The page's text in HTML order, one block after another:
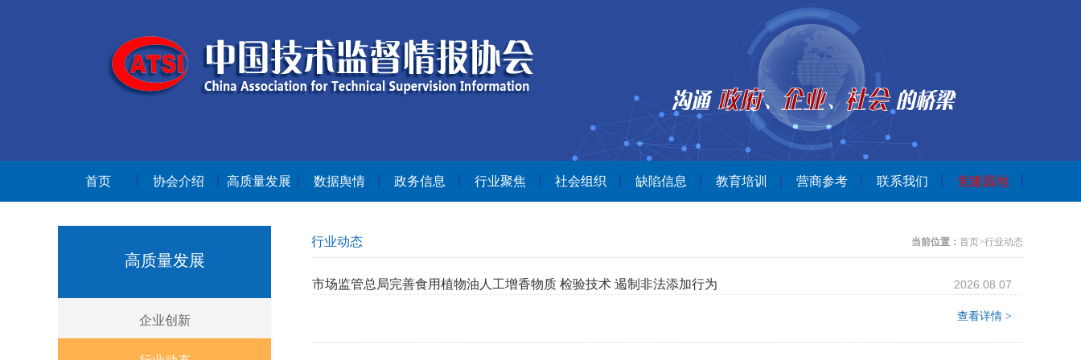
首页 协会介绍 高质量发展 数据舆情 政务信息 行业聚焦 社会组织 缺陷信息 教育培训 营商参考 联系我们 党建园地
高质量发展
企业创新
行业动态 当前位置： 首页>行业动态
市场监管总局完善食用植物油人工增香物质 检验技术 遏制非法添加行为 2026.08.07
查看详情 >